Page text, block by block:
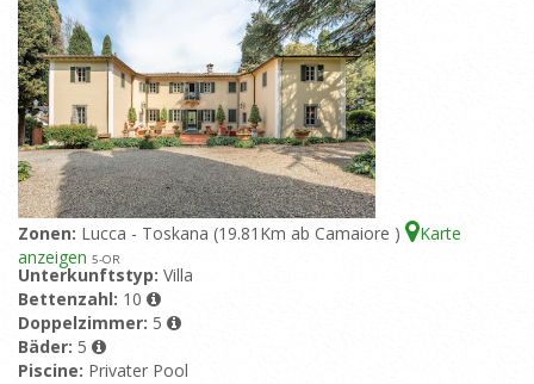
Zonen: Lucca - Toskana (19.81Km ab Camaiore )
Karte
anzeigen 5-OR
Unterkunftstyp: Villa
Bettenzahl: 10
Doppelzimmer: 5
Bäder: 5
Piscine: Privater Pool